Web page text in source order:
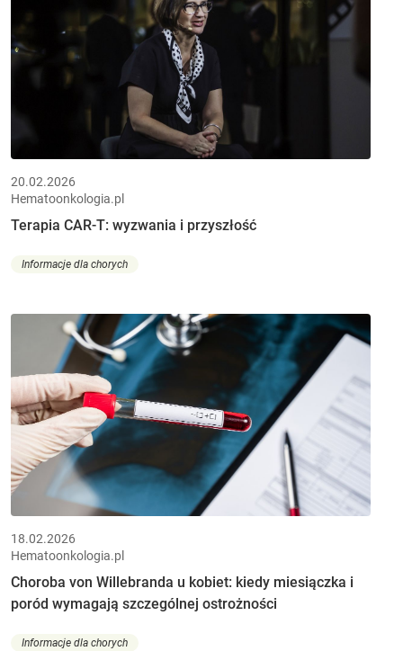
20.02.2026
Hematoonkologia.pl
Terapia CAR-T: wyzwania i przyszłość
Informacje dla chorych
18.02.2026
Hematoonkologia.pl
Choroba von Willebranda u kobiet: kiedy miesiączka i
poród wymagają szczególnej ostrożności
Informacje dla chorych